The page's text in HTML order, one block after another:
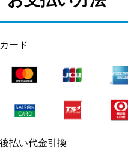
ード
払い代金引換